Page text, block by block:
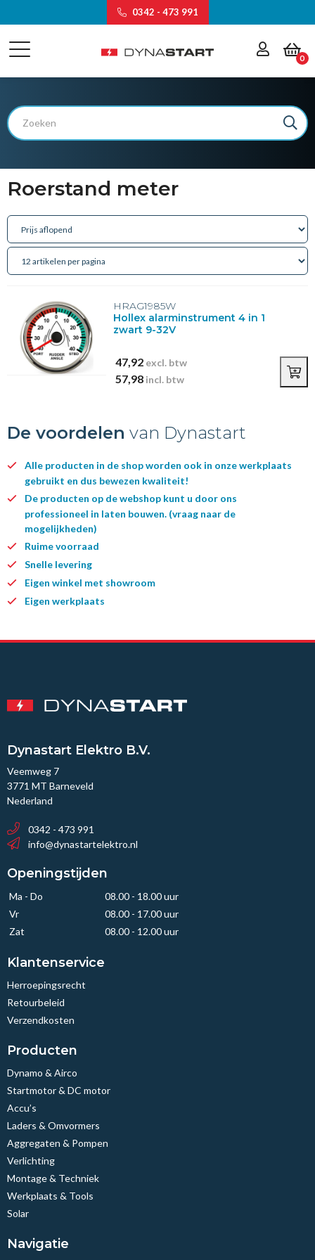
0342 - 473 991
0
Roerstand meter
HRAG1985W
Hollex alarminstrument 4 in 1
zwart 9-32V
47,92 excl. btw
57,98 incl. btw
De voordelen van Dynastart
Alle producten in de shop worden ook in onze werkplaats
gebruikt en dus bewezen kwaliteit!
De producten op de webshop kunt u door ons
professioneel in laten bouwen. (vraag naar de
mogelijkheden)
Ruime voorraad
Snelle levering
Eigen winkel met showroom
Eigen werkplaats
Dynastart Elektro B.V.
Veemweg 7
3771 MT Barneveld
Nederland
0342 - 473 991
info@dynastartelektro.nl
Openingstijden
Ma - Do
08.00 - 18.00 uur
Vr
08.00 - 17.00 uur
Zat
08.00 - 12.00 uur
Klantenservice
Herroepingsrecht
Retourbeleid
Verzendkosten
Producten
Dynamo & Airco
Startmotor & DC motor
Accu’s
Laders & Omvormers
Aggregaten & Pompen
Verlichting
Montage & Techniek
Werkplaats & Tools
Solar
Navigatie